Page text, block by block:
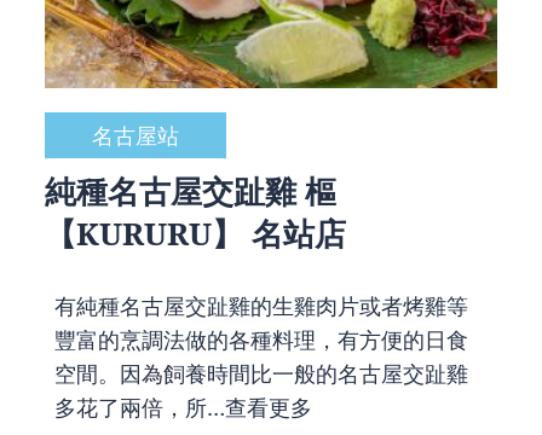
名古屋站
純種名古屋交趾雞 樞
【KURURU】 名站店
有純種名古屋交趾雞的生雞肉片或者烤雞等
豐富的烹調法做的各種料理，有方便的日食
空間。因為飼養時間比一般的名古屋交趾雞
多花了兩倍，所…查看更多